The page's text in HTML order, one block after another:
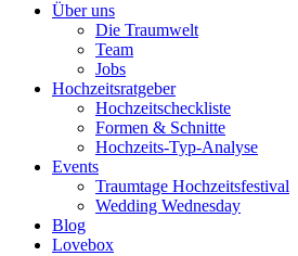
Über uns
Die Traumwelt
Team
Jobs
Hochzeitsratgeber
Hochzeitscheckliste
Formen & Schnitte
Hochzeits-Typ-Analyse
Events
Traumtage Hochzeitsfestival
Wedding Wednesday
Blog
Lovebox